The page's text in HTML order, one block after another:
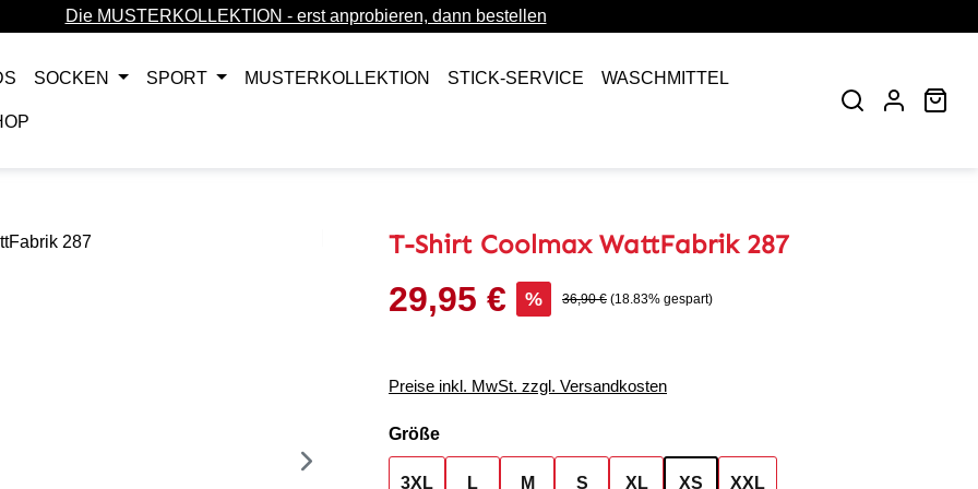
Die MUSTERKOLLEKTION - erst anprobieren, dann bestellen
SOCKEN SPORT MUSTERKOLLEKTION STICK-SERVICE WASCHMITTEL
T-Shirt Coolmax WattFabrik 287
Verkaufspreis:
29,95 € % Regulärer Preis:
36,90 € (18.83% gespart)
Preise inkl. MwSt. zzgl. Versandkosten
Größeauswählen
3XL L M S XL XS XXL